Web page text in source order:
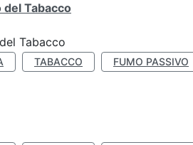
Tabacco
Tabacco
TABACCO FUMO PASSIVO